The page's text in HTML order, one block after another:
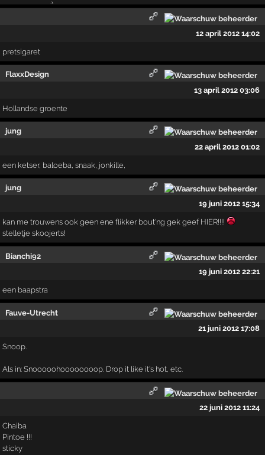
12 april 2012 14:02
pretsigaret
FlaxxDesign
13 april 2012 03:06
Hollandse groente
jung
22 april 2012 01:02
een ketser, baloeba, snaak, jonkille,
jung
19 juni 2012 15:34
kan me trouwens ook geen ene flikker bout'ng gek geef HIER!!!!
stelletje skoojerts!
Bianchi92
19 juni 2012 22:21
een baapstra
Fauve-Utrecht
21 juni 2012 17:08
Snoop.
Als in: Snooooohoooooooop. Drop it like it's hot, etc.
22 juni 2012 11:24
Chaiba
Pintoe !!!
sticky